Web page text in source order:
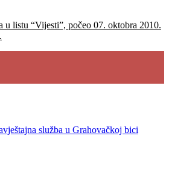
u listu “Vijesti”, počeo 07. oktobra 2010.
služba u Grahovačkoj bici